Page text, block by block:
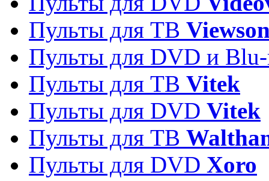
Пульты для ТВ
Пульты для DVD и
Пульты для ТВ Vitek
Пульты для DVD Vitek
Пульты для ТВ
Пульты для DVD Xoro